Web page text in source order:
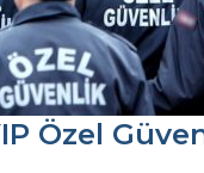
Özel